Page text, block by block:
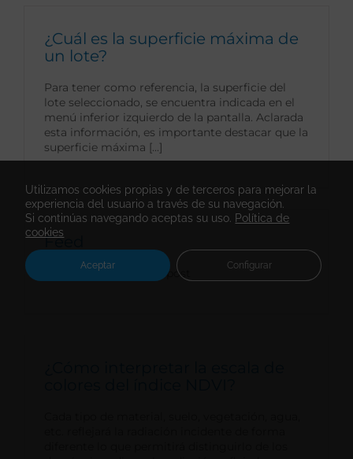
¿Cuál es la superficie máxima de
un lote?
Para tener como referencia, la superficie del
lote seleccionado, se encuentra indicada en el
menú inferior izquierdo de la pantalla. Aclarada
esta información, es importante destacar que la
superficie máxima [...]
Feed
Creación de usuario y post
Utilizamos cookies propias y de terceros para mejorar la
experiencia del usuario a través de su navegación.
Si continúas navegando aceptas su uso. Política de
cookies
Aceptar Configurar